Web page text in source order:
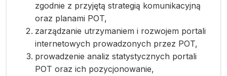
zgodnie z przyjętą strategią komunikacyjną
oraz planami POT,
zarządzanie utrzymaniem i rozwojem portali
internetowych prowadzonych przez POT,
prowadzenie analiz statystycznych portali
POT oraz ich pozycjonowanie,